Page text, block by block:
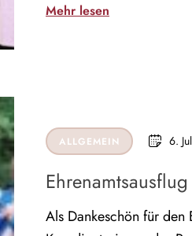
Mehr lesen
ALLGEMEIN 6.
Als Dankeschön für